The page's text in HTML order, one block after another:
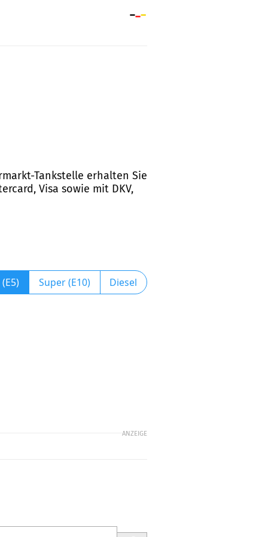
Tankstelle erhalten Sie
Visa sowie mit DKV,
Super (E10) Diesel
ANZEIGE